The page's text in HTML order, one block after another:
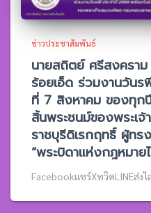
ข่าวประชาสัมพันธ์
นายสถิตย์ ศรีสงคราม
ร้อยเอ็ด ร่วมงานวัน
ที่ 7 สิงหาคม ของทุก
สิ้นพระชนม์ของพระเ
ราชบุรีดิเรกฤทธิ์ ผู้ทร
“พระบิดาแห่งกฎหมาย
Facebookแชร์XทวิตLINEส่ง